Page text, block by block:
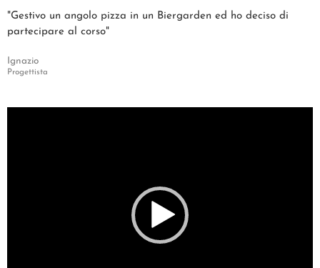
"Gestivo un angolo pizza in un Biergarden ed ho deciso di
partecipare al corso"
Ignazio
Progettista